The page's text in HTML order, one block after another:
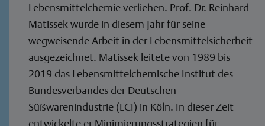
Lebensmittelchemie verliehen. Prof. Dr. Reinhard
Matissek wurde in diesem Jahr für seine
wegweisende Arbeit in der Lebensmittelsicherheit
ausgezeichnet. Matissek leitete von 1989 bis
2019 das Lebensmittelchemische Institut des
Bundesverbandes der Deutschen
Süßwarenindustrie (LCI) in Köln. In dieser Zeit
entwickelte er Minimierungsstrategien für